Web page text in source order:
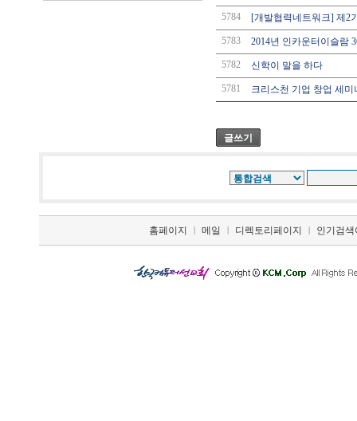
5784 [개발협력네트워크] 제2
5783 2014년 인카운터이슬람
5782 신학이 말을 하다
5781 크리스천 기업 창업 세
홈페이지 | 메일 | 디렉토리페이지 | 인기검색